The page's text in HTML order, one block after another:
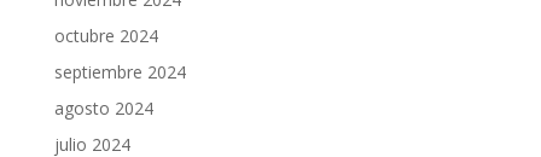
octubre 2024
septiembre 2024
agosto 2024
julio 2024